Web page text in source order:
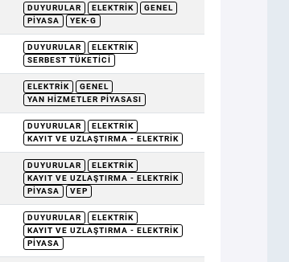
DUYURULAR ELEKTRIK
GENEL
PIYASA
YEK-G
DUYURULAR
ELEKTRIK
SERBEST TÜKETICI
ELEKTRIK
GENEL
YAN HIZMETLER PIYASASI
DUYURULAR
ELEKTRIK
KAYIT VE UZLAŞTIRMA - ELEKTRIK
DUYURULAR
ELEKTRIK
KAYIT VE UZLAŞTIRMA - ELEKTRIK
PIYASA
VEP
DUYURULAR
ELEKTRIK
KAYIT VE UZLAŞTIRMA - ELEKTRIK
PIYASA